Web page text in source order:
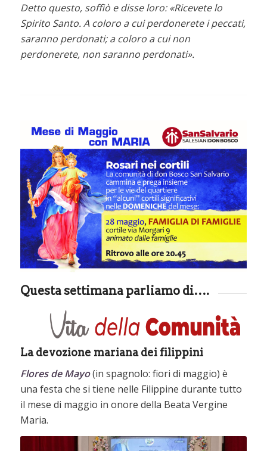
Detto questo, soffiò e disse loro: «Ricevete lo
Spirito Santo. A coloro a cui perdonerete i peccati,
saranno perdonati; a coloro a cui non
perdonerete, non saranno perdonati».
Questa settimana parliamo di….
La devozione mariana dei filippini
Flores de Mayo(in spagnolo: fiori di maggio) è
una festa che si tiene nelle Filippine durante tutto
il mese di maggio in onore della Beata Vergine
Maria.